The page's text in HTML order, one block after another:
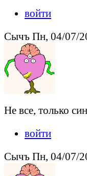
войти
Сычъ Пн, 04/07/
Не все, только
войти
Сычъ Пн, 04/07/